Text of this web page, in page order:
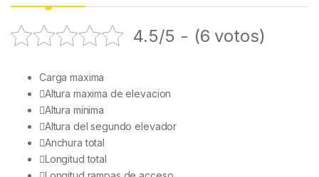
4.5/5 - (6 votos)
Carga maxima
Altura maxima de elevacion
Altura minima
Altura del segundo elevador
Anchura total
Longitud total